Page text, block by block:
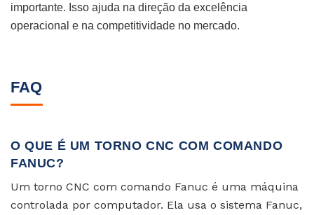
importante. Isso ajuda na direção da excelência
operacional e na competitividade no mercado.
FAQ
O QUE É UM TORNO CNC COM COMANDO
FANUC?
Um torno CNC com comando Fanuc é uma máquina
controlada por computador. Ela usa o sistema Fanuc,